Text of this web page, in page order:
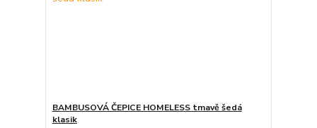
BAMBUSOVÁ ČEPICE HOMELESS tmavě šedá
klasik